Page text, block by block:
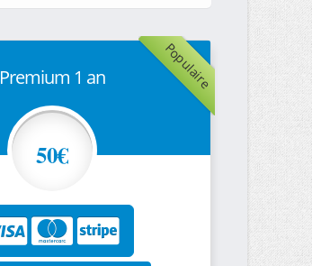
Populaire
Premium 1 an
50€